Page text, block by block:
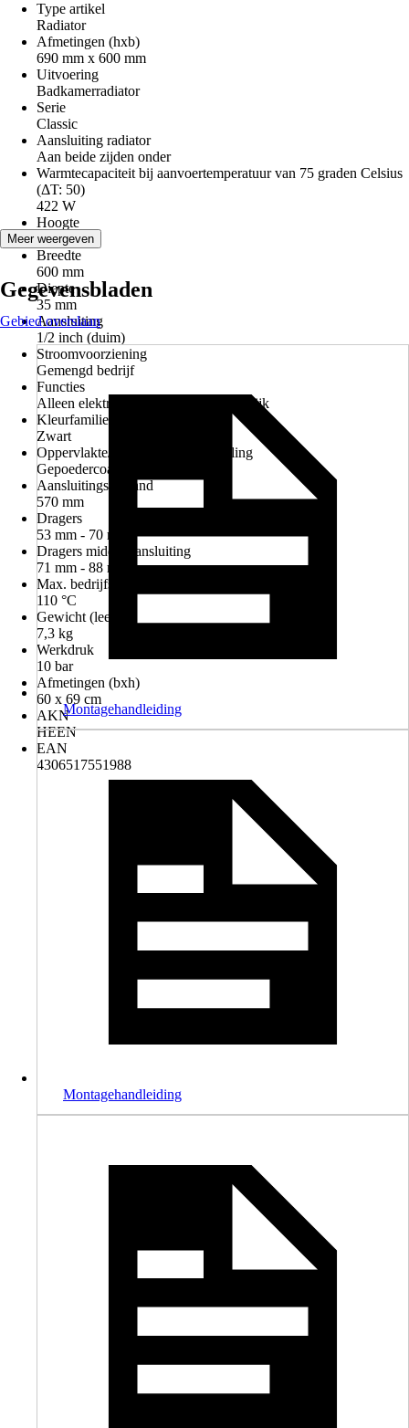
Type artikel
Radiator
Afmetingen (hxb)
690 mm x 600 mm
Uitvoering
Badkamerradiator
Serie
Classic
Aansluiting radiator
Aan beide zijden onder
Warmtecapaciteit bij aanvoertemperatuur van 75 graden Celsius
(ΔT: 50)
422 W
Hoogte
690 mm
Breedte
600 mm
Diepte
35 mm
Aansluiting
1/2 inch (duim)
Stroomvoorziening
Gemengd bedrijf
Functies
Alleen elektrische werking niet mogelijk
Kleurfamilie
Zwart
Oppervlakte/Oppervlaktebehandeling
Gepoedercoat, Mat
Aansluitings afstand
570 mm
Dragers
53 mm - 70 mm
Dragers middenaansluiting
71 mm - 88 mm
Max. bedrijfstemperatuur
110 °C
Gewicht (leeg)
7,3 kg
Werkdruk
10 bar
Afmetingen (bxh)
60 x 69 cm
AKN
HEEN
EAN
4306517551988
Meer weergeven
Gegevensbladen
Gebied overslaan
Montagehandleiding
Montagehandleiding